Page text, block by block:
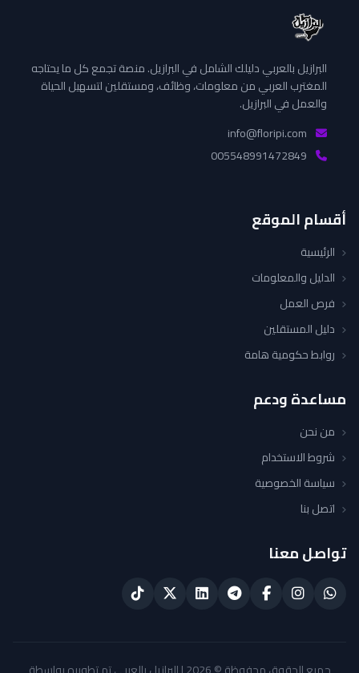
البرازيل بالعربي دليلك الشامل في البرازيل. منصة تجمع كل ما يحتاجه
المغترب العربي من معلومات، وظائف، ومستقلين لتسهيل الحياة
والعمل في البرازيل.
أقسام الموقع
الرئيسية
الدليل والمعلومات
فرص العمل
دليل المستقلين
روابط حكومية هامة
مساعدة ودعم
من نحن
شروط الاستخدام
سياسة الخصوصية
اتصل بنا
تواصل معنا